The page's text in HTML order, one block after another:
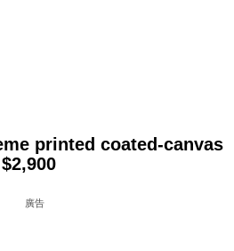
printed coated-canvas
廣告